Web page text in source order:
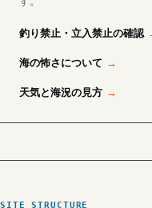
釣り禁止・立入禁止の確認
海の怖さについて
天気と海況の見方
SITE STRUCTURE